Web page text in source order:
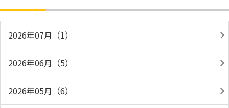
2026年07月（1）
2026年06月（5）
2026年05月（6）